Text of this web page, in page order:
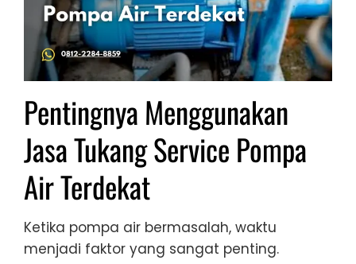
Pentingnya Menggunakan
Jasa Tukang Service Pompa
Air Terdekat
Ketika pompa air bermasalah, waktu
menjadi faktor yang sangat penting.